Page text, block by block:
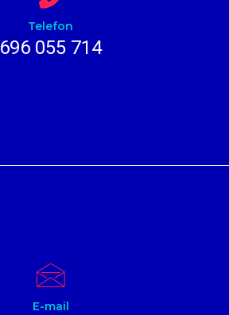
Telefon
696 055 714
E-mail